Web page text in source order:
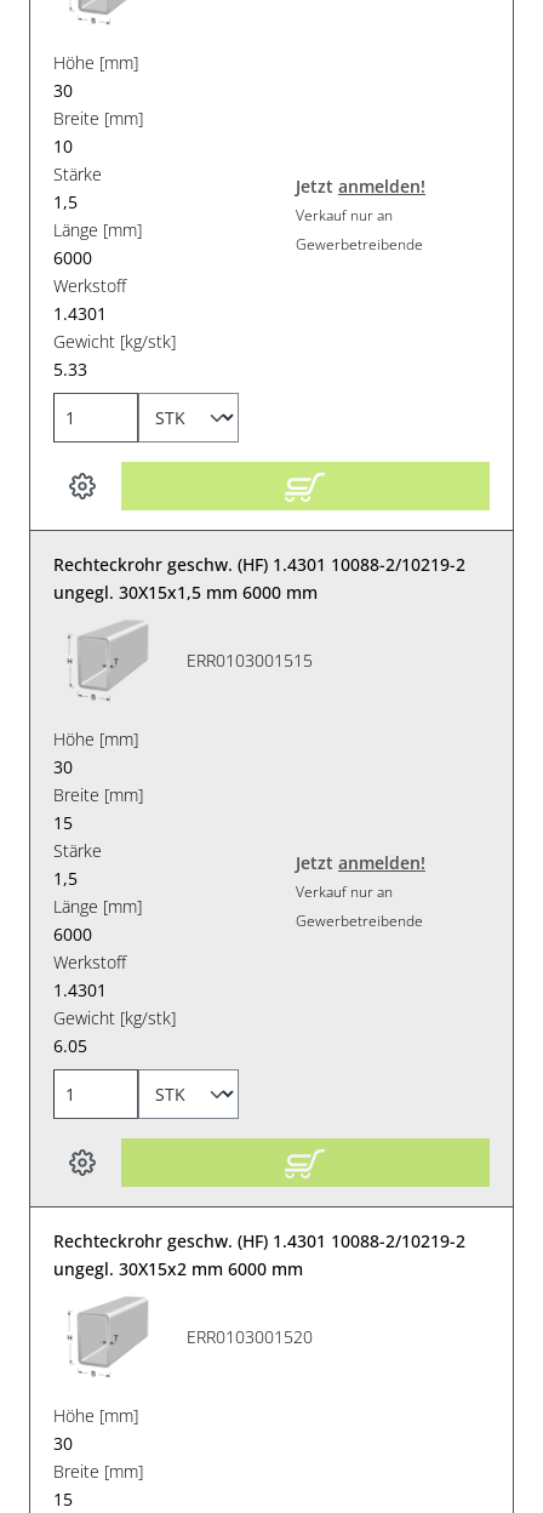
Höhe [mm]
30
Breite [mm]
10
Stärke
1,5
Länge [mm]
6000
Werkstoff
1.4301
Gewicht [kg/stk]
5.33
Jetzt anmelden!
Verkauf nur an
Gewerbetreibende
Rechteckrohr geschw. (HF) 1.4301 10088-2/10219-2
ungegl. 30X15x1,5 mm 6000 mm
ERR0103001515
Höhe [mm]
30
Breite [mm]
15
Stärke
1,5
Länge [mm]
6000
Werkstoff
1.4301
Gewicht [kg/stk]
6.05
Jetzt anmelden!
Verkauf nur an
Gewerbetreibende
Rechteckrohr geschw. (HF) 1.4301 10088-2/10219-2
ungegl. 30X15x2 mm 6000 mm
ERR0103001520
Höhe [mm]
30
Breite [mm]
15